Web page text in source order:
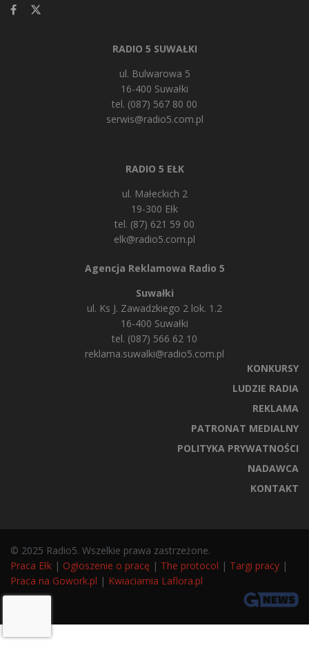
RADIO 5 SUWAŁKI
ul. Bulwarowa 5
16-400 Suwałki
tel. (087) 567 80 00
serwis@radio5.com.pl
RADIO 5 EŁK
ul. Małeckich 2
19-300 Ełk
tel. (87) 621 59 00
elk@radio5.com.pl
Agencja Reklamowa Radio 5
Suwałki
ul. Ks J. Zawadzkiego 2 lok. 1.2
16-400 Suwałki
tel. (087) 566 62 10
reklama.suwalki@radio5.com.pl
KONKURSY
LUDZIE RADIA
REKLAMA
PATRONAT MEDIALNY
POLITYKA PRYWATNOŚCI
NADAWCA
KONTAKT
© 2025 Radio5. Wszelkie prawa zastrzeżone.
Praca Ełk | Ogłoszenie o pracę | The protocol | Targi pracy |
Praca na Gowork.pl | Kwiaciarnia Laflora.pl